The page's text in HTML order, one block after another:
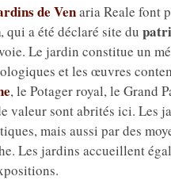
de Venaria Reale font
, qui a été déclaré site du
Le jardin constitue un
et les œuvres
, le Potager royal, le Grand
valeur sont abrités ici. Les
mais aussi par des
Les jardins accueillent